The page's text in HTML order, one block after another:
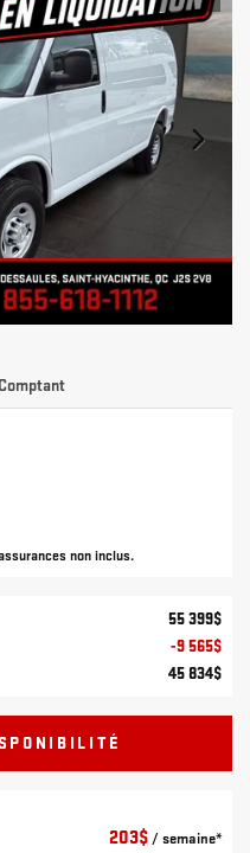
Comptant
non inclus.
55 399$
-9 565$
45 834$
203$ / semaine*